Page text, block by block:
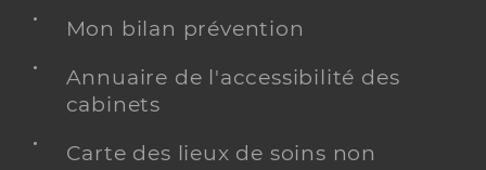
Mon bilan prévention
Annuaire de l'accessibilité des
cabinets
Carte des lieux de soins non